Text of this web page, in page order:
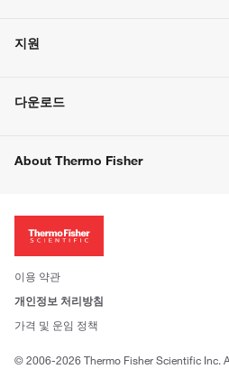
주문 방법
벌크 주문
지원
고객 센터
웹사이트 개선사항
다운로드
About Thermo Fisher
투자자
사회적 책임
브랜드
이용 약관
개인정보 처리방침
가격 및 운임 정책
© 2006-2026 Thermo Fisher Scientific Inc.